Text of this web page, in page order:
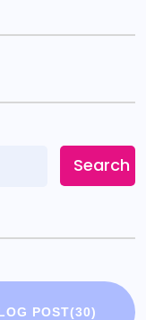
Search
POST(30)